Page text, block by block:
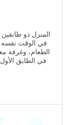
في الوقت نفسه
الطعام، وغرفة